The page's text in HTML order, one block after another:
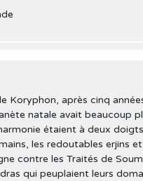
Koryphon, après cinq
natale avait beaucoup
étaient à deux
les redoutables erjins
contre les Traités de
qui peuplaient leurs